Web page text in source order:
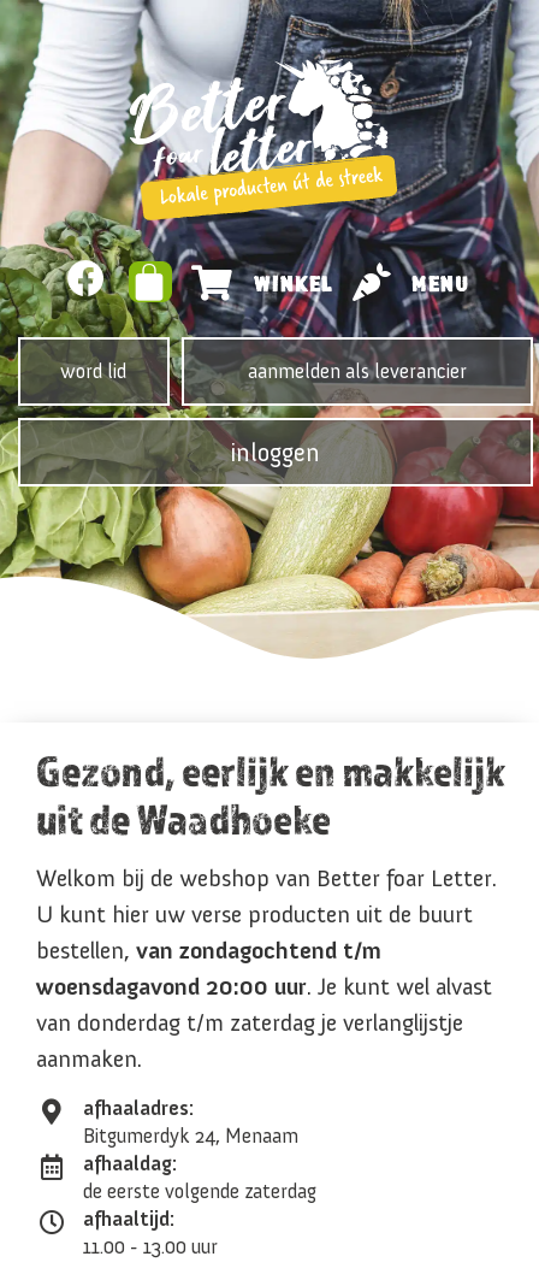
WINKEL MENU
word lid aanmelden als leverancier
inloggen
Gezond, eerlijk en makkelijk
uit de Waadhoeke
Welkom bij de webshop van Better foar Letter.
U kunt hier uw verse producten uit de buurt
bestellen, van zondagochtend t/m
woensdagavond 20:00 uur. Je kunt wel alvast
van donderdag t/m zaterdag je verlanglijstje
aanmaken.
afhaaladres:
Bitgumerdyk 24, Menaam
afhaaldag:
de eerste volgende zaterdag
afhaaltijd:
11.00 - 13.00 uur